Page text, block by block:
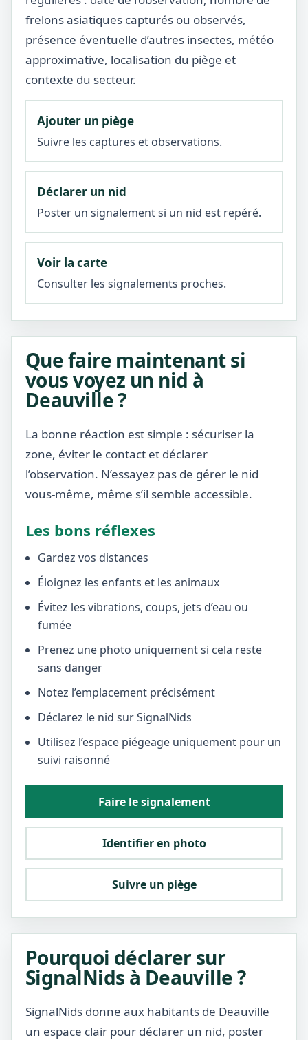
frelons asiatiques capturés ou observés,
présence éventuelle d’autres insectes, météo
approximative, localisation du piège et
contexte du secteur.
Ajouter un piège
Suivre les captures et observations.
Déclarer un nid
Poster un signalement si un nid est repéré.
Voir la carte
Consulter les signalements proches.
Que faire maintenant si
vous voyez un nid à
Deauville ?
La bonne réaction est simple : sécuriser la
zone, éviter le contact et déclarer
l’observation. N’essayez pas de gérer le nid
vous-même, même s’il semble accessible.
Les bons réflexes
Gardez vos distances
Éloignez les enfants et les animaux
Évitez les vibrations, coups, jets d’eau ou
fumée
Prenez une photo uniquement si cela reste
sans danger
Notez l’emplacement précisément
Déclarez le nid sur SignalNids
Utilisez l’espace piégeage uniquement pour un
suivi raisonné
Faire le signalement
Identifier en photo
Suivre un piège
Pourquoi déclarer sur
SignalNids à Deauville ?
SignalNids donne aux habitants de Deauville
un espace clair pour déclarer un nid, poster